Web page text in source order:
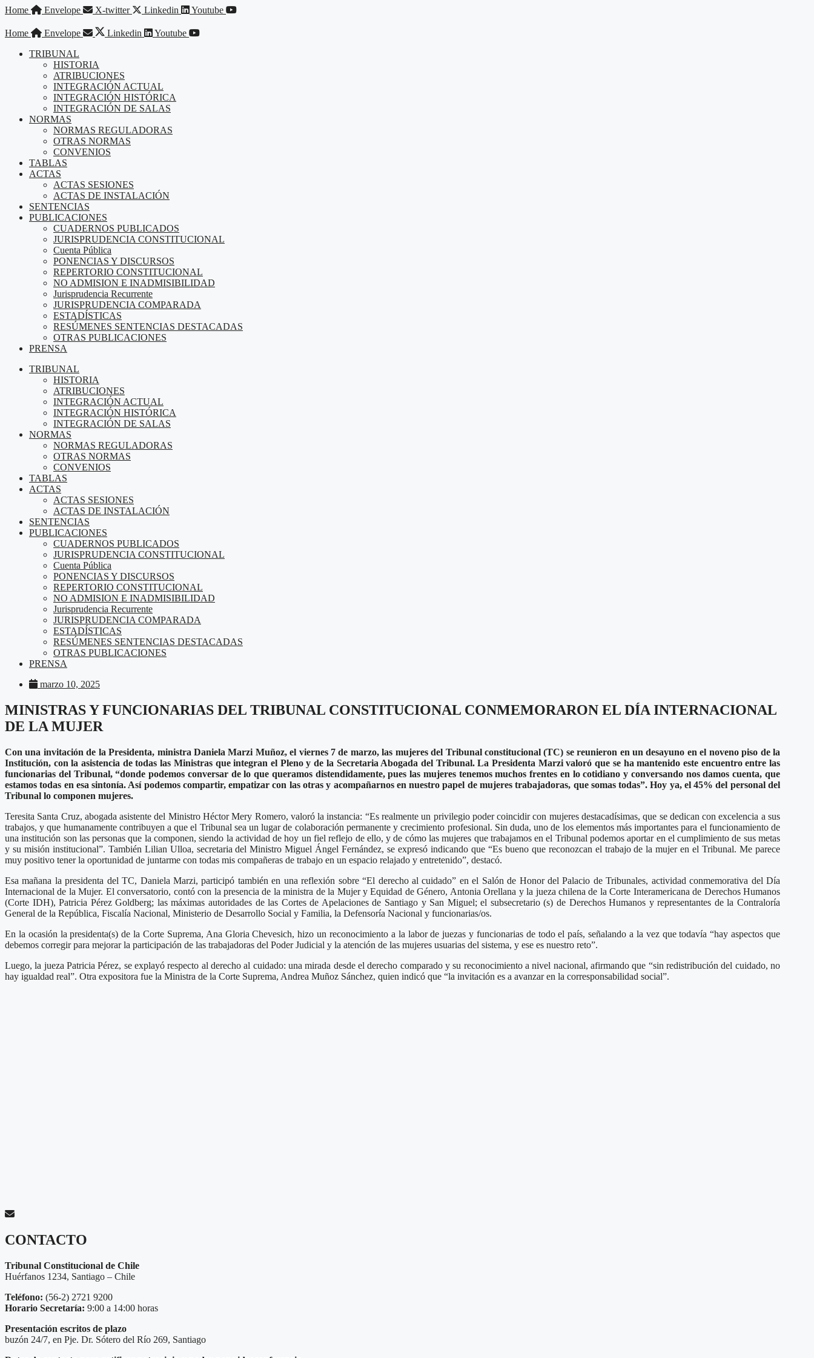
Saltar
contenido
Home Envelope X-twitter Linkedin Youtube
Home Envelope Linkedin
Youtube
TRIBUNAL
HISTORIA
ATRIBUCIONES
INTEGRACIÓN ACTUAL
INTEGRACIÓN HISTÓRICA
INTEGRACIÓN DE SALAS
NORMAS
NORMAS REGULADORAS
OTRAS NORMAS
CONVENIOS
TABLAS
ACTAS
ACTAS SESIONES
ACTAS DE INSTALACIÓN
SENTENCIAS
PUBLICACIONES
CUADERNOS PUBLICADOS
JURISPRUDENCIA CONSTITUCIONAL
Cuenta Pública
PONENCIAS Y DISCURSOS
REPERTORIO CONSTITUCIONAL
NO ADMISION E INADMISIBILIDAD
Jurisprudencia Recurrente
JURISPRUDENCIA COMPARADA
ESTADÍSTICAS
RESÚMENES SENTENCIAS DESTACADAS
OTRAS PUBLICACIONES
PRENSA
TRIBUNAL
HISTORIA
ATRIBUCIONES
INTEGRACIÓN ACTUAL
INTEGRACIÓN HISTÓRICA
INTEGRACIÓN DE SALAS
NORMAS
NORMAS REGULADORAS
OTRAS NORMAS
CONVENIOS
TABLAS
ACTAS
ACTAS SESIONES
ACTAS DE INSTALACIÓN
SENTENCIAS
PUBLICACIONES
CUADERNOS PUBLICADOS
JURISPRUDENCIA CONSTITUCIONAL
Cuenta Pública
PONENCIAS Y DISCURSOS
REPERTORIO CONSTITUCIONAL
NO ADMISION E INADMISIBILIDAD
Jurisprudencia Recurrente
JURISPRUDENCIA COMPARADA
ESTADÍSTICAS
RESÚMENES SENTENCIAS DESTACADAS
OTRAS PUBLICACIONES
PRENSA
marzo 10, 2025
MINISTRAS Y FUNCIONARIAS DEL TRIBUNAL CONSTITUCIONAL CONMEMORARON EL DÍA INTERNACIONAL
DE LA MUJER
Con una invitación de la Presidenta, ministra Daniela Marzi Muñoz, el viernes 7 de marzo, las mujeres del Tribunal constitucional (TC) se reunieron en un desayuno en el noveno piso de la
Institución, con la asistencia de todas las Ministras que integran el Pleno y de la Secretaria Abogada del Tribunal. La Presidenta Marzi valoró que se ha mantenido este encuentro entre las
funcionarias del Tribunal, “donde podemos conversar de lo que queramos distendidamente, pues las mujeres tenemos muchos frentes en lo cotidiano y conversando nos damos cuenta, que
estamos todas en esa sintonía. Así podemos compartir, empatizar con las otras y acompañarnos en nuestro papel de mujeres trabajadoras, que somas todas”. Hoy ya, el 45% del personal del
Tribunal lo componen mujeres.
Teresita Santa Cruz, abogada asistente del Ministro Héctor Mery Romero, valoró la instancia: “Es realmente un privilegio poder coincidir con mujeres destacadísimas, que se dedican con excelencia a sus
trabajos, y que humanamente contribuyen a que el Tribunal sea un lugar de colaboración permanente y crecimiento profesional. Sin duda, uno de los elementos más importantes para el funcionamiento de
una institución son las personas que la componen, siendo la actividad de hoy un fiel reflejo de ello, y de cómo las mujeres que trabajamos en el Tribunal podemos aportar en el cumplimiento de sus metas
y su misión institucional”. También Lilian Ulloa, secretaria del Ministro Miguel Ángel Fernández, se expresó indicando que “Es bueno que reconozcan el trabajo de la mujer en el Tribunal. Me parece
muy positivo tener la oportunidad de juntarme con todas mis compañeras de trabajo en un espacio relajado y entretenido”, destacó.
Esa mañana la presidenta del TC, Daniela Marzi, participó también en una reflexión sobre “El derecho al cuidado” en el Salón de Honor del Palacio de Tribunales, actividad conmemorativa del Día
Internacional de la Mujer. El conversatorio, contó con la presencia de la ministra de la Mujer y Equidad de Género, Antonia Orellana y la jueza chilena de la Corte Interamericana de Derechos Humanos
(Corte IDH), Patricia Pérez Goldberg; las máximas autoridades de las Cortes de Apelaciones de Santiago y San Miguel; el subsecretario (s) de Derechos Humanos y representantes de la Contraloría
General de la República, Fiscalía Nacional, Ministerio de Desarrollo Social y Familia, la Defensoría Nacional y funcionarias/os.
En la ocasión la presidenta(s) de la Corte Suprema, Ana Gloria Chevesich, hizo un reconocimiento a la labor de juezas y funcionarias de todo el país, señalando a la vez que todavía “hay aspectos que
debemos corregir para mejorar la participación de las trabajadoras del Poder Judicial y la atención de las mujeres usuarias del sistema, y ese es nuestro reto”.
Luego, la jueza Patricia Pérez, se explayó respecto al derecho al cuidado: una mirada desde el derecho comparado y su reconocimiento a nivel nacional, afirmando que “sin redistribución del cuidado, no
hay igualdad real”. Otra expositora fue la Ministra de la Corte Suprema, Andrea Muñoz Sánchez, quien indicó que “la invitación es a avanzar en la corresponsabilidad social”.
CONTACTO
Tribunal Constitucional de Chile
Huérfanos 1234, Santiago – Chile
Teléfono: (56-2) 2721 9200
Horario Secretaría: 9:00 a 14:00 horas
Presentación escritos de plazo
buzón 24/7, en Pje. Dr. Sótero del Río 269, Santiago